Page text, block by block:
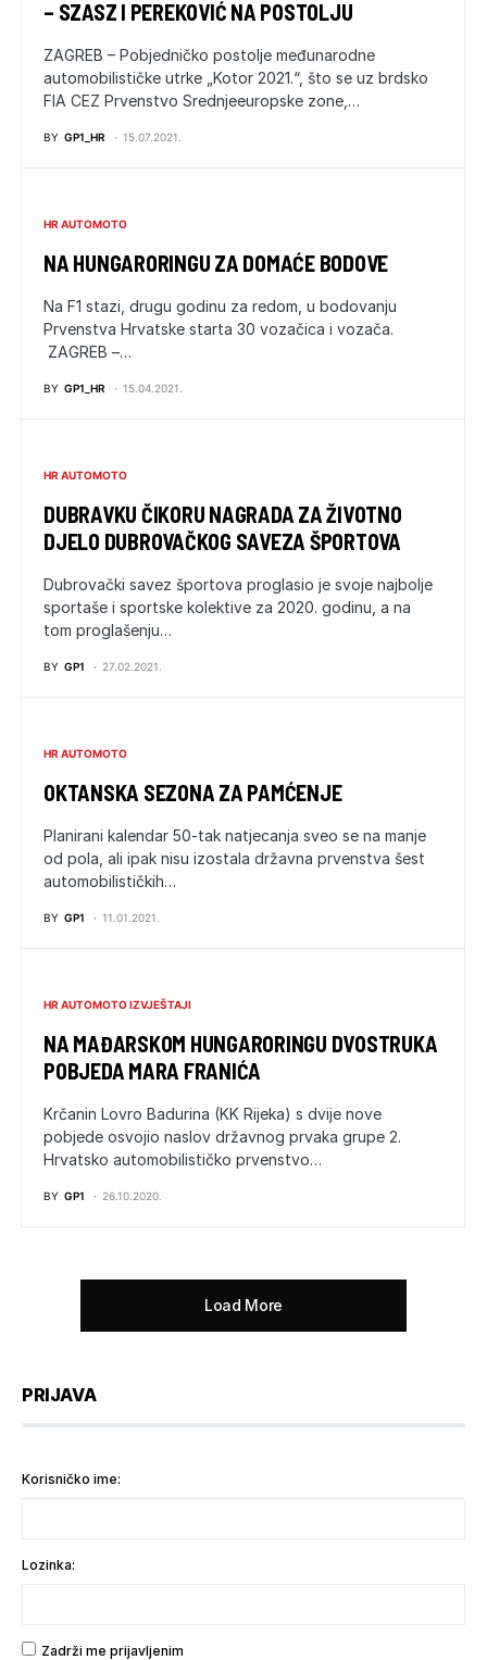
– SZASZ I PEREKOVIĆ NA POSTOLJU
ZAGREB – Pobjedničko postolje međunarodne
automobilističke utrke „Kotor 2021.“, što se uz brdsko
FIA CEZ Prvenstvo Srednjeeuropske zone,…
BY GP1_HR 15.07.2021.
HR AUTOMOTO
NA HUNGARORINGU ZA DOMAĆE BODOVE
Na F1 stazi, drugu godinu za redom, u bodovanju
Prvenstva Hrvatske starta 30 vozačica i vozača.
ZAGREB –…
BY GP1_HR 15.04.2021.
HR AUTOMOTO
DUBRAVKU ČIKORU NAGRADA ZA ŽIVOTNO
DJELO DUBROVAČKOG SAVEZA ŠPORTOVA
Dubrovački savez športova proglasio je svoje najbolje
sportaše i sportske kolektive za 2020. godinu, a na
tom proglašenju…
BY GP1 27.02.2021.
HR AUTOMOTO
OKTANSKA SEZONA ZA PAMĆENJE
Planirani kalendar 50-tak natjecanja sveo se na manje
od pola, ali ipak nisu izostala državna prvenstva šest
automobilističkih…
BY GP1 11.01.2021.
HR AUTOMOTO IZVJEŠTAJI
NA MAĐARSKOM HUNGARORINGU DVOSTRUKA
POBJEDA MARA FRANIĆA
Krčanin Lovro Badurina (KK Rijeka) s dvije nove
pobjede osvojio naslov državnog prvaka grupe 2.
Hrvatsko automobilističko prvenstvo…
BY GP1 26.10.2020.
Load More
PRIJAVA
Korisničko ime:
Lozinka:
Zadrži me prijavljenim